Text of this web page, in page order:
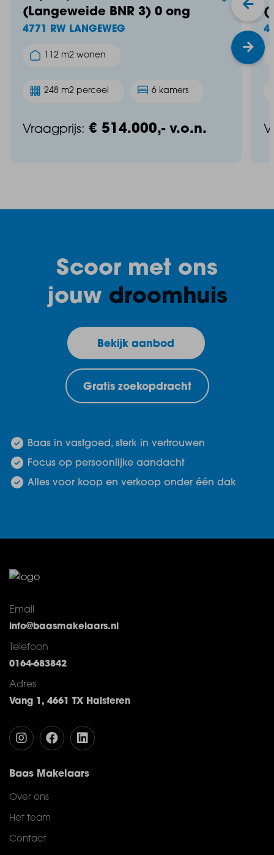
Wil jij wonen op één van de mooiste plekjes van
Langeweg? Neem vandaag nog contact op via
nieuwbouw@baasmakelaars.nl of bel 0164 - 683842.
(Langeweide BNR 3) 0 ong
4771 RW LANGEWEG
112 m2 wonen
248 m2 perceel 6 kamers
Vraagprijs: € 514.000,- v.o.n.
Scoor met ons
jouw droomhuis
Bekijk aanbod
Gratis zoekopdracht
Baas in vastgoed, sterk in vertrouwen
Focus op persoonlijke aandacht
Alles voor koop en verkoop onder één dak
Email
info@baasmakelaars.nl
Telefoon
0164-683842
Adres
Vang 1, 4661 TX Halsteren
Baas Makelaars
Over ons
Het team
Contact